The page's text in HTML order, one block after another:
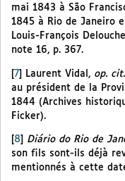
mai 1843 à São
1845 à Rio de Janeiro
Louis-François
note 16, p. 367.
[7] Laurent Vidal, op. cit.
au président de la
1844 (Archives
Ficker).
8 Diário do Rio de
son fils sont-ils déjà
mentionnés à cette